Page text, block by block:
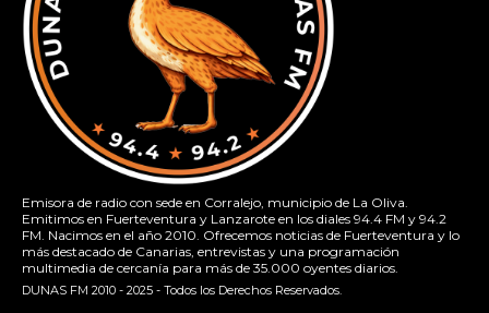
Emisora de radio con sede en Corralejo, municipio de La Oliva.
Emitimos en Fuerteventura y Lanzarote en los diales 94.4 FM y 94.2
FM. Nacimos en el año 2010. Ofrecemos noticias de Fuerteventura y lo
más destacado de Canarias, entrevistas y una programación
multimedia de cercanía para más de 35.000 oyentes diarios.
DUNAS FM 2010 - 2025 - Todos los Derechos Reservados.